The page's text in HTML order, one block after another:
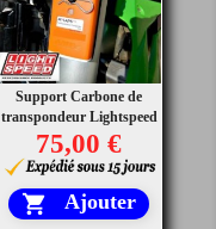
Support Carbone de
transpondeur Lightspeed
75,00 €
 Ajouter